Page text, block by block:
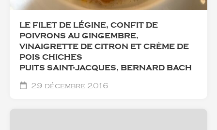
LE FILET DE LÉGINE, CONFIT DE
POIVRONS AU GINGEMBRE,
VINAIGRETTE DE CITRON ET CRÈME DE
POIS CHICHES
PUITS SAINT-JACQUES, BERNARD BACH
29 décembre 2016